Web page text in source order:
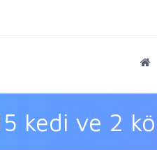
kedi ve 2